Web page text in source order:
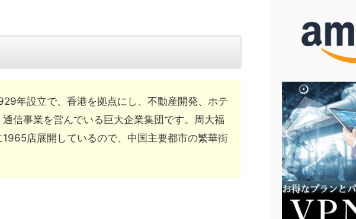
年設立で、香港を拠点にし、不動産開発、ホテ
信事業を営んでいる巨大企業集団です。周大福
店展開しているので、中国主要都市の繁華街